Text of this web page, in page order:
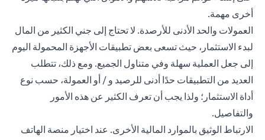
أخرى مهمة.
العمولات والحد الأدنى للأرصدة. لا تحتاج إلى جني الكثير من المال
لبدء الاستثمار، حيث تسعى بعض تطبيقات الأجهزة المحمولة اليوم
إلى جعل العملية سهلة وفي متناول الجميع. ومع ذلك، تتطلب
العديد من التطبيقات حدًا أدنى للرصيد و / أو العمولة، حسب نوع
أداة الاستثمار؛ ولذا يجب أن تعرف الكثير عن هذه الأمور
والتفاصيل.
الارتباط الوثيق بالموارد المالية الأخرى. عند اختيار منصة الهاتف